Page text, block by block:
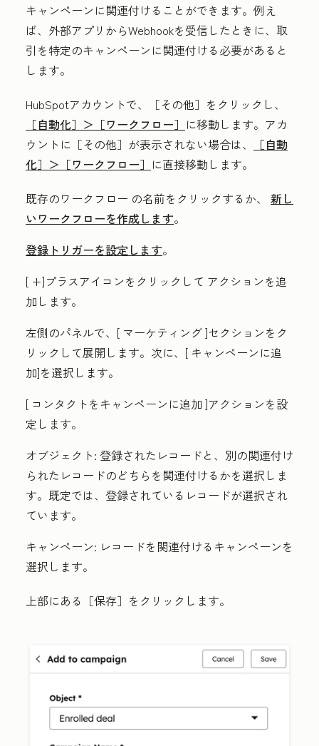
キャンペーンに関連付けることができます。例え
ば、外部アプリからWebhookを受信したときに、取
引を特定のキャンペーンに関連付ける必要があると
します。
HubSpotアカウントで、
［その他］をクリックし、
［自動化］＞ ［ワークフロー］ に移動します。アカ
ウントに ［その他］が表示されない場合は、
［自動
化］＞ ［ワークフロー］ に直接移動します。
既存のワークフロー の名前をクリックするか、 新し
いワークフローを作成します。
登録トリガーを設定します。
[ +]プラスアイコンをクリックして アクションを追
加します。
左側のパネルで、[ マーケティング]セクションをク
リックして展開します。次に、[ キャンペーンに追
加]を選択します。
[ コンタクトをキャンペーンに追加 ]アクションを設
定します。
オブジェクト: 登録されたレコードと、別の関連付け
られたレコードのどちらを関連付けるかを選択しま
す。既定では、登録されているレコードが選択され
ています。
キャンペーン: レコードを関連付けるキャンペーンを
選択します。
上部にある［保存］をクリックします。